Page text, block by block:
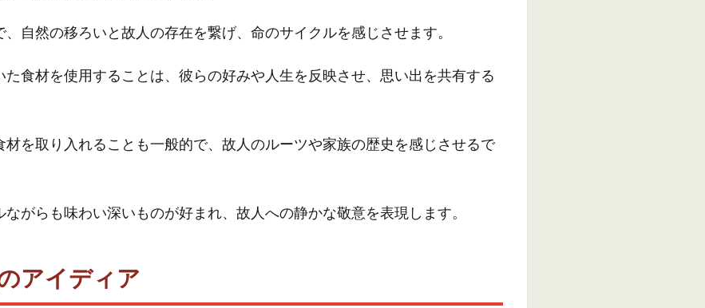
自然の移ろいと故人の存在を繋げ、命のサイクルを感じさせます。
た食材を使用することは、彼らの好みや人生を反映させ、思い出を共有する
を取り入れることも一般的で、故人のルーツや家族の歴史を感じさせるで
がらも味わい深いものが好まれ、故人への静かな敬意を表現します。
アイディア